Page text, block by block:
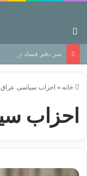
سر دفتر فساد در
خانه » احزاب سیاسی عراق
احزاب